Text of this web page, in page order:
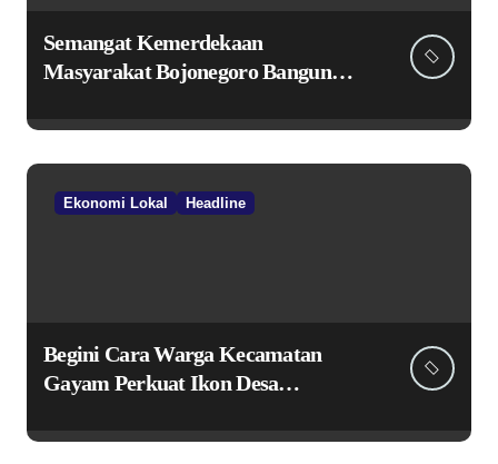
Semangat Kemerdekaan
Masyarakat Bojonegoro Bangun
Ekonomi Lokal Headline
Begini Cara Warga Kecamatan
Gayam Perkuat Ikon Desa
TPID